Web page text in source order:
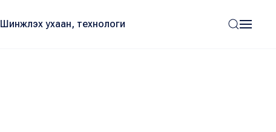
Шинжлэх ухаан, технологи